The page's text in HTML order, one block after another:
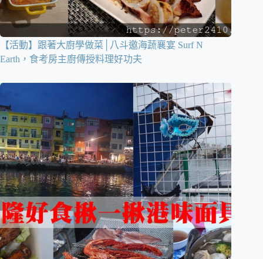
【活動】跟著大廚學做菜│八斗邀海蔬襄宴 Surf N
Earth，食考房主廚傳授料理好功夫